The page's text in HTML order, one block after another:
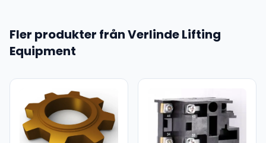
Fler produkter från Verlinde Lifting
Equipment